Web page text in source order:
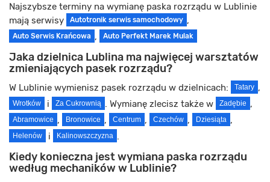
Najszybsze terminy na wymianę paska rozrządu w Lublinie
mają serwisy
Autotronik serwis samochodowy ,
Auto Serwis Krańcowa , Auto Perfekt Marek Mulak
Jaka dzielnica Lublina ma najwięcej warsztatów
zmieniających pasek rozrządu?
W Lublinie wymienisz pasek rozrządu w dzielnicach: Tatary ,
Wrotków i Za Cukrownią . Wymianę zlecisz także w Zadębie ,
Abramowice , Bronowice , Centrum , Czechów , Dziesiąta ,
Helenów i Kalinowszczyzna .
Kiedy konieczna jest wymiana paska rozrządu
według mechaników w Lublinie?